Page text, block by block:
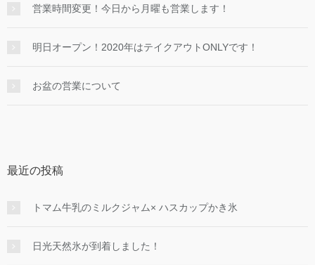
営業時間変更！今日から月曜も営業します！
明日オープン！2020年はテイクアウトONLYです！
お盆の営業について
最近の投稿
トマム牛乳のミルクジャム× ハスカップかき氷
日光天然氷が到着しました！